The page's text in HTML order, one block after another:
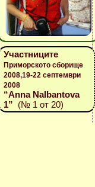
Участниците
Приморското сборище
2008,19-22 септември
2008
“Anna Nalbantova
1” (№ 1 от 20)